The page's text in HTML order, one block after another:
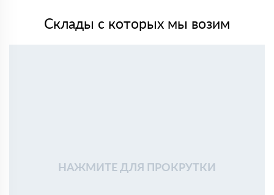
Склады с которых мы возим
НАЖМИТЕ ДЛЯ ПРОКРУТКИ